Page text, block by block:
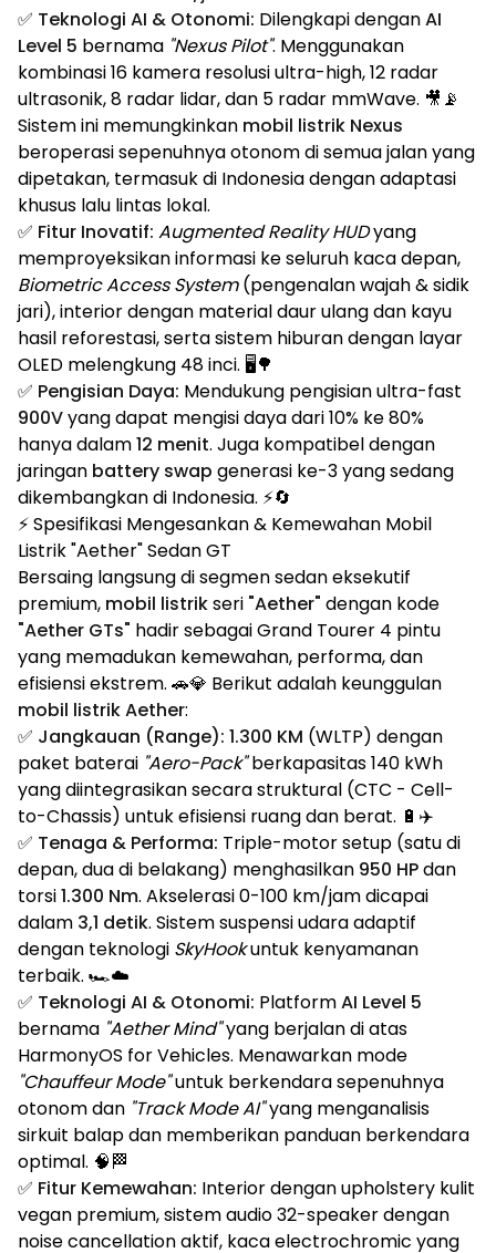
✅ Teknologi AI & Otonomi: Dilengkapi denganAI
Level 5 bernama "Nexus Pilot". Menggunakan
kombinasi 16 kamera resolusi ultra-high, 12 radar
ultrasonik, 8 radar lidar, dan 5 radar mmWave. 🎥📡
Sistem ini memungkinkan mobil listrik Nexus
beroperasi sepenuhnya otonom di semua jalan yang
dipetakan, termasuk di Indonesia dengan adaptasi
khusus lalu lintas lokal.
✅ Fitur Inovatif: Augmented Reality HUDyang
memproyeksikan informasi ke seluruh kaca depan,
Biometric Access System(pengenalan wajah & sidik
jari), interior dengan material daur ulang dan kayu
hasil reforestasi, serta sistem hiburan dengan layar
OLED melengkung 48 inci. 🖥️🌳
✅ Pengisian Daya: Mendukung pengisian ultra-fast
900Vyang dapat mengisi daya dari 10% ke 80%
hanya dalam12 menit. Juga kompatibel dengan
jaringan battery swap generasi ke-3 yang sedang
dikembangkan di Indonesia. ⚡🔄
⚡ Spesifikasi Mengesankan & Kemewahan Mobil
Listrik "Aether" Sedan GT
Bersaing langsung di segmen sedan eksekutif
premium, mobil listrikseri "Aether" dengan kode
"Aether GTs" hadir sebagai Grand Tourer 4 pintu
yang memadukan kemewahan, performa, dan
efisiensi ekstrem. 🚗💎 Berikut adalah keunggulan
mobil listrik Aether:
✅ Jangkauan (Range): 1.300 KM (WLTP) dengan
paket baterai "Aero-Pack"berkapasitas 140 kWh
yang diintegrasikan secara struktural (CTC - Cell-
to-Chassis) untuk efisiensi ruang dan berat. 🔋✈️
✅ Tenaga & Performa: Triple-motor setup (satu di
depan, dua di belakang) menghasilkan 950 HPdan
torsi1.300 Nm. Akselerasi 0-100 km/jam dicapai
dalam 3,1 detik. Sistem suspensi udara adaptif
dengan teknologi SkyHookuntuk kenyamanan
terbaik. 🏎️☁️
✅ Teknologi AI & Otonomi: PlatformAI Level 5
bernama "Aether Mind"yang berjalan di atas
HarmonyOS for Vehicles. Menawarkan mode
"Chauffeur Mode"untuk berkendara sepenuhnya
otonom dan "Track Mode AI"yang menganalisis
sirkuit balap dan memberikan panduan berkendara
optimal. 🧠🏁
✅ Fitur Kemewahan: Interior dengan upholstery kulit
vegan premium, sistem audio 32-speaker dengan
noise cancellation aktif, kaca electrochromic yang